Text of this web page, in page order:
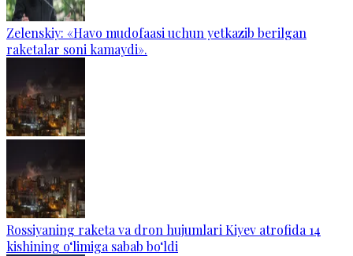
Zelenskiy: «Havo mudofaasi uchun yetkazib berilgan
raketalar soni kamaydi».
Rossiyaning raketa va dron hujumlari Kiyev atrofida 14
kishining o‘limiga sabab bo‘ldi